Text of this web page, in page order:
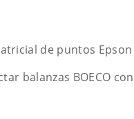
de puntos Epson
balanzas BOECO